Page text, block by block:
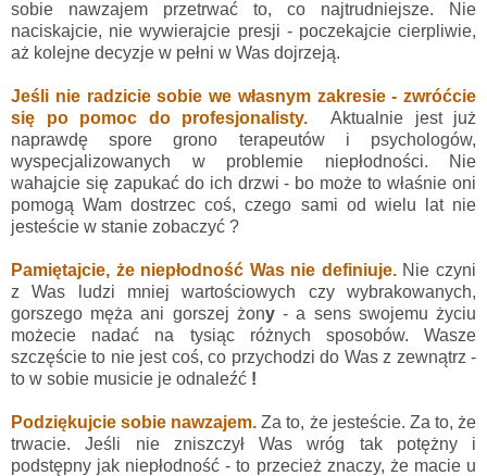
sobie nawzajem przetrwać to, co najtrudniejsze. Nie
naciskajcie, nie wywierajcie presji - poczekajcie cierpliwie,
aż kolejne decyzje w pełni w Was dojrzeją.
Jeśli nie radzicie sobie we własnym zakresie - zwróćcie
się po pomoc do profesjonalisty.
Aktualnie jest już
naprawdę spore grono terapeutów i psychologów,
wyspecjalizowanych w problemie niepłodności. Nie
wahajcie się zapukać do ich drzwi - bo może to właśnie oni
pomogą Wam dostrzec coś, czego sami od wielu lat nie
jesteście w stanie zobaczyć ?
Pamiętajcie, że niepłodność Was nie definiuje. Nie czyni
z Was ludzi mniej wartościowych czy wybrakowanych,
gorszego męża ani gorszej żony- a sens swojemu życiu
możecie nadać na tysiąc różnych sposobów. Wasze
szczęście to nie jest coś, co przychodzi do Was z zewnątrz -
to w sobie musicie je odnaleźć !
Podziękujcie sobie nawzajem. Za to, że jesteście. Za to, że
trwacie. Jeśli nie zniszczył Was wróg tak potężny i
podstępny jak niepłodność - to przecież znaczy, że macie u